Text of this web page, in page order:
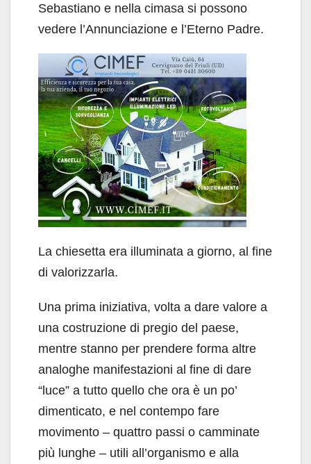
Sebastiano e nella cimasa si possono
vedere l’Annunciazione e l’Eterno Padre.
La chiesetta era illuminata a giorno, al fine
di valorizzarla.
Una prima iniziativa, volta a dare valore a
una costruzione di pregio del paese,
mentre stanno per prendere forma altre
analoghe manifestazioni al fine di dare
“luce” a tutto quello che ora è un po’
dimenticato, e nel contempo fare
movimento – quattro passi o camminate
più lunghe – utili all’organismo e alla